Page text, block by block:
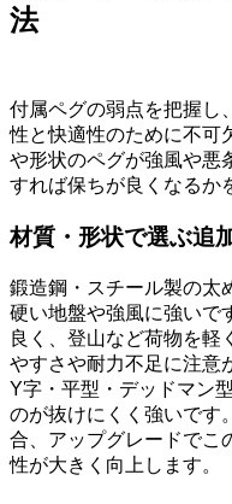
法
付属ペグの弱点を把握し
性と快適性のために不可
や形状のペグが強風や悪
すれば保ちが良くなるか
材質・形状で選ぶ追
鍛造鋼・スチール製の太
硬い地盤や強風に強いで
良く、登山など荷物を軽
やすさや耐力不足に注意
Y字・平型・デッドマン
のが抜けにくく強いです
合、アップグレードでこ
性が大きく向上します。